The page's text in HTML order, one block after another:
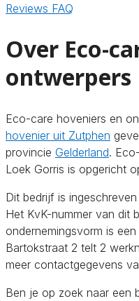
Reviews FAQ
Over Eco-
ontwerpers
Eco-care hoveniers en
hovenier uit Zutphen
provincie Gelderland.
Loek Gorris is opgericht
Dit bedrijf is
Het KvK-nummer van dit
ondernemingsvorm is
Bartokstraat 2 telt 2
meer contactgegevens
Ben je op zoek naar een